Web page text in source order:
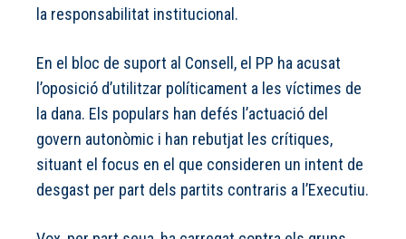
la responsabilitat institucional.
En el bloc de suport al Consell, el PP ha acusat
l’oposició d’utilitzar políticament a les víctimes de
la dana. Els populars han defés l’actuació del
govern autonòmic i han rebutjat les crítiques,
situant el focus en el que consideren un intent de
desgast per part dels partits contraris a l’Executiu.